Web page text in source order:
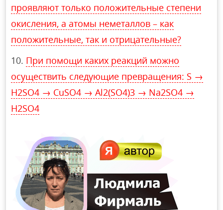
проявляют только положительные степени
окисления, а атомы неметаллов – как
положительные, так и отрицательные?
При помощи каких реакций можно
осуществить следующие превращения: S →
H2SO4 → CuSO4 → Al2(SO4)3 → Na2SO4 →
H2SO4